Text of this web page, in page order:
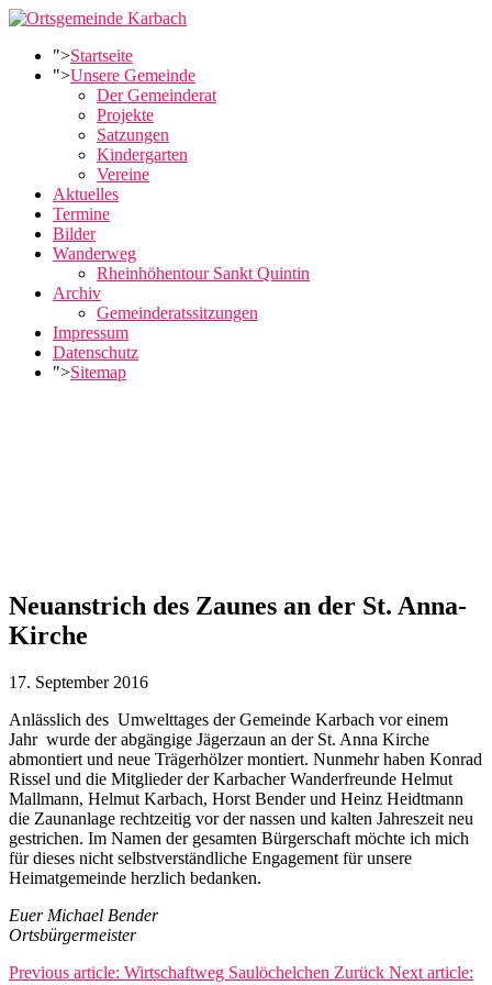
">Startseite
">Unsere Gemeinde
Der Gemeinderat
Projekte
Satzungen
Kindergarten
Vereine
Aktuelles
Termine
Bilder
Wanderweg
Rheinhöhentour Sankt Quintin
Archiv
Gemeinderatssitzungen
Impressum
Datenschutz
">Sitemap
Neuanstrich des Zaunes an der St. Anna-
Kirche
17. September 2016
Anlässlich des Umwelttages der Gemeinde Karbach vor einem
Jahr wurde der abgängige Jägerzaun an der St. Anna Kirche
abmontiert und neue Trägerhölzer montiert. Nunmehr haben Konrad
Rissel und die Mitglieder der Karbacher Wanderfreunde Helmut
Mallmann, Helmut Karbach, Horst Bender und Heinz Heidtmann
die Zaunanlage rechtzeitig vor der nassen und kalten Jahreszeit neu
gestrichen. Im Namen der gesamten Bürgerschaft möchte ich mich
für dieses nicht selbstverständliche Engagement für unsere
Heimatgemeinde herzlich bedanken.
Euer Michael Bender
Ortsbürgermeister
Previous article: Wirtschaftweg Saulöchelchen Zurück Next article: